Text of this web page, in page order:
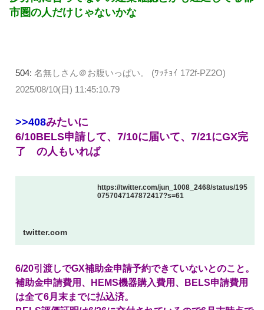
市圏の人だけじゃないかな
504: 名無しさん＠お腹いっぱい。 (ﾜｯﾁｮｲ 172f-PZ2O)
2025/08/10(日) 11:45:10.79
>>408みたいに
6/10BELS申請して、7/10に届いて、7/21にGX完
了 の人もいれば
https://twitter.com/jun_1008_2468/status/195
0757047147872417?s=61
twitter.com
6/20引渡しでGX補助金申請予約できていないとのこと。
補助金申請費用、HEMS機器購入費用、BELS申請費用
は全て6月末までに払込済。